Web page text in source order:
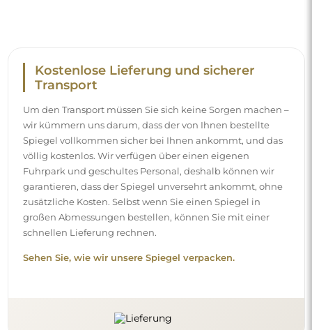
Einfache Montage
Wir kümmern uns um die Herstellung und die Lieferung
der Spiegel, die Montage hingegen liegt bei Ihnen.
Aufgrund der Besonderheiten jedes Raumes bieten wir
kein standardmäßiges Montagezubehör an. Das gibt
Ihnen die Freiheit, die Dübel oder Haken zu wählen, die
am besten zu Ihren Wänden und Bedürfnissen passen.
Sehen Sie, wie Sie einen Spiegel selbst montieren.